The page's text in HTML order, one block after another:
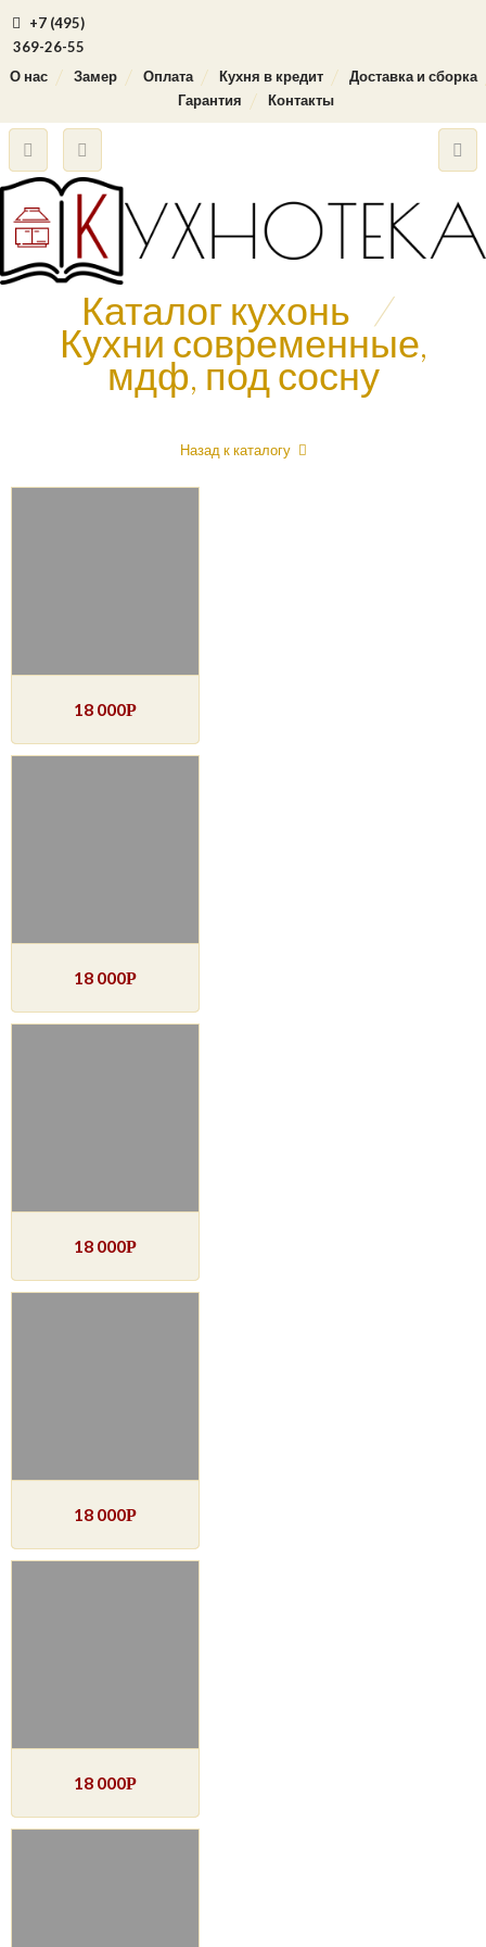
+7 (495)
369-26-55
О нас
Замер Оплата Кухня в кредит
Доставка и сборка
Гарантия
Контакты
Каталог кухонь /
Кухни современные,
мдф, под сосну
Назад к каталогу
18 000Р
18 000Р
18 000Р
18 000Р
18 000Р